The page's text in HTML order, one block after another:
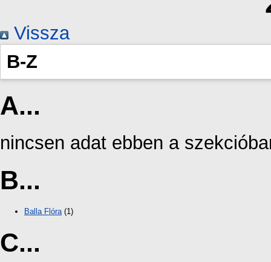
Vissza
B-Z
A...
nincsen adat ebben a
B...
Balla Flóra(1)
C...